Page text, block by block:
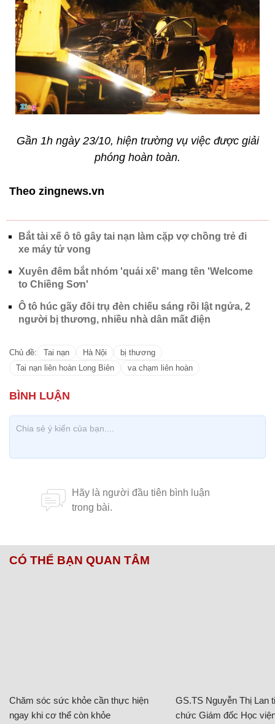
Gần 1h ngày 23/10, hiện trường vụ việc được giải
phóng hoàn toàn.
Theo zingnews.vn
Bắt tài xế ô tô gây tai nạn làm cặp vợ chồng trẻ đi
xe máy tử vong
Xuyên đêm bắt nhóm 'quái xế' mang tên 'Welcome
to Chiềng Sơn'
Ô tô húc gãy đôi trụ đèn chiếu sáng rồi lật ngửa, 2
người bị thương, nhiều nhà dân mất điện
Chủ đề: Tai nạn Hà Nội
bị thương
Tai nạn liên hoàn Long Biên
va chạm liên hoàn
CÓ THỂ BẠN QUAN TÂM
Chăm sóc sức khỏe cần thực hiện
ngay khi cơ thể còn khỏe
GS.TS Nguyễn Thị Lan
chức Giám đốc Học